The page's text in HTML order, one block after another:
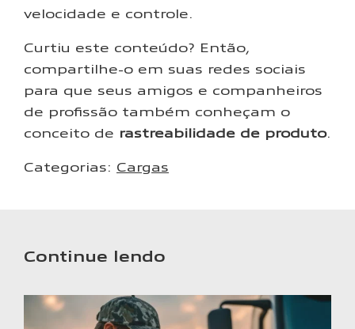
velocidade e controle.
Curtiu este conteúdo? Então,
compartilhe-o em suas redes sociais
para que seus amigos e companheiros
de profissão também conheçam o
conceito de rastreabilidade de produto.
Categorias: Cargas
Continue lendo